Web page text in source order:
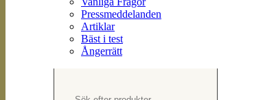
Pressmeddelanden
Artiklar
Bäst i test
Ångerrätt